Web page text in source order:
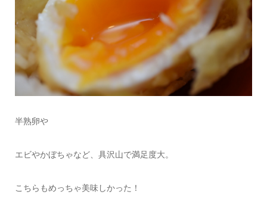
半熟卵や
エビやかぼちゃなど、具沢山で満足度大。
こちらもめっちゃ美味しかった！